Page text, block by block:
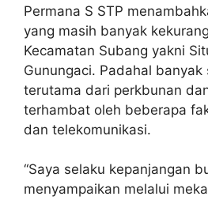
Permana S STP
yang masih banyak
Kecamatan Subang yakni
Gunungaci. Padahal banyak
terutama dari perkbunan
terhambat oleh beberapa
dan telekomunikasi.
“Saya selaku kepanjangan
menyampaikan melalui